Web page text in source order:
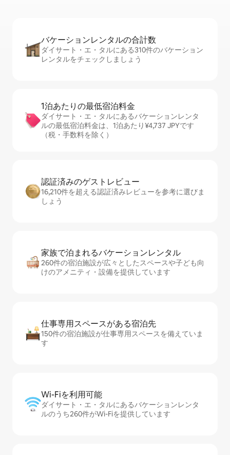
バケーションレ⁠ン⁠タ⁠ル⁠の合⁠計⁠数
ダイサート・エ・タルにある310件のバケーション
レンタルをチェックしましょう
1泊あたりの最⁠低⁠宿⁠泊⁠料⁠金
ダイサート・エ・タルにあるバケーションレンタ
ルの最低宿泊料金は、1泊あたり¥4,737 JPYです
（税・手数料を除く）
認証済みのゲ⁠ス⁠ト⁠レ⁠ビ⁠ュ⁠ー
16,210件を超える認証済みレビューを参考に選びま
しょう
家族で泊まれるバ⁠ケ⁠ー⁠シ⁠ョ⁠ンレ⁠ン⁠タ⁠ル
260件の宿泊施設が広々としたスペースや子ども向
けのアメニティ・設備を提供しています
仕事専用ス⁠ペ⁠ー⁠スがあ⁠る宿⁠泊⁠先
150件の宿泊施設が仕事専用スペースを備えていま
す
Wi-Fiを利⁠用⁠可⁠能
ダイサート・エ・タルにあるバケーションレンタ
ルのうち260件がWi-Fiを提供しています